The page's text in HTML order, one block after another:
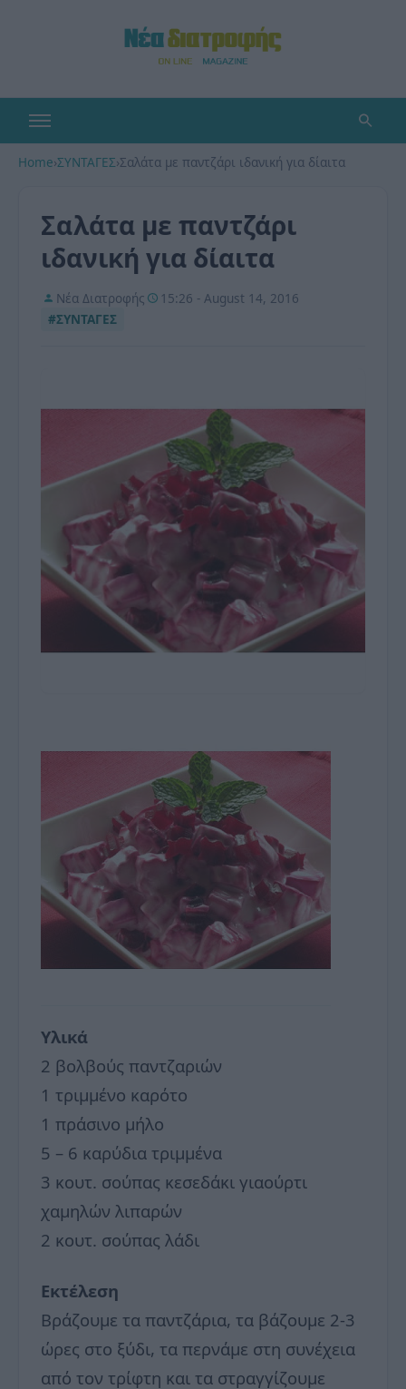
Home›ΣΥΝΤΑΓΕΣ›Σαλάτα με παντζάρι ιδανική για δίαιτα
Σαλάτα με παντζάρι
ιδανική για δίαιτα
Νέα Διατροφής
15:26 - August 14, 2016
#ΣΥΝΤΑΓΕΣ
Υλικά
2 βολβούς παντζαριών
1 τριμμένο καρότο
1 πράσινο μήλο
5 – 6 καρύδια τριμμένα
3 κουτ. σούπας κεσεδάκι γιαούρτι
χαμηλών λιπαρών
2 κουτ. σούπας λάδι
Εκτέλεση
Βράζουμε τα παντζάρια, τα βάζουμε 2-3
ώρες στο ξύδι, τα περνάμε στη συνέχεια
από τον τρίφτη και τα στραγγίζουμε